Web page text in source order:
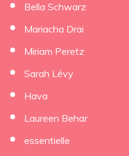
Bella Schwarz
Mariacha Drai
Miriam Peretz
Sarah Lévy
Hava
Laureen Behar
essentielle